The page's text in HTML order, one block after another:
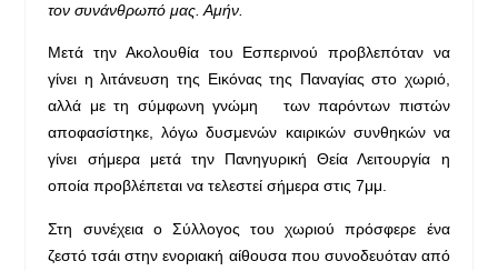
τον συνάνθρωπό μας. Αμήν.
Μετά την Ακολουθία του Εσπερινού προβλεπόταν να
γίνει η λιτάνευση της Εικόνας της Παναγίας στο χωριό,
αλλά με τη σύμφωνη γνώμη των παρόντων πιστών
αποφασίστηκε, λόγω δυσμενών καιρικών συνθηκών να
γίνει σήμερα μετά την Πανηγυρική Θεία Λειτουργία η
οποία προβλέπεται να τελεστεί σήμερα στις 7μμ.
Στη συνέχεια ο Σύλλογος του χωριού πρόσφερε ένα
ζεστό τσάι στην ενοριακή αίθουσα που συνοδευόταν από